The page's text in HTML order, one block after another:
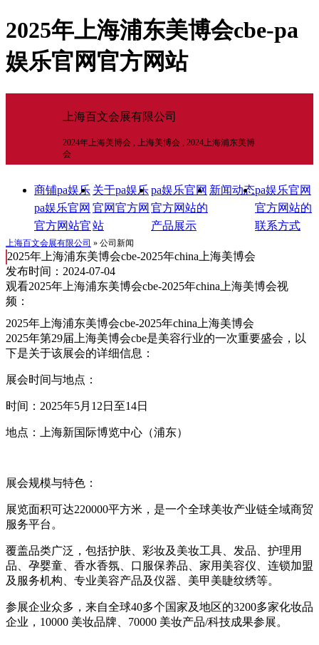
2025年上海浦东美博会cbe-pa
娱乐官网官方网站
上海百文会展有限公司
2024年上海美博会 , 上海美博会 , 2024上海浦东美博
会
商铺pa娱乐
pa娱乐官网
官方网站官
网官方网站
首页
关于pa娱乐
官网官方网
站
pa娱乐官网
官方网站的
产品展示
新闻动态pa娱乐官网
官方网站的
联系方式
上海百文会展有限公司 » 公司新闻
2025年上海浦东美博会cbe-2025年china上海美博会
发布时间：2024-07-04
观看2025年上海浦东美博会cbe-2025年china上海美博会视
频：
2025年上海浦东美博会cbe-2025年china上海美博会
2025年第29届上海美博会cbe是美容行业的一次重要盛会，以
下是关于该展会的详细信息：
展会时间与地点：
时间：2025年5月12日至14日
地点：上海新国际博览中心（浦东）
展会规模与特色：
展览面积可达220000平方米，是一个全球美妆产业链全域商贸
服务平台。
覆盖品类广泛，包括护肤、彩妆及美妆工具、发品、护理用
品、孕婴童、香水香氛、口服保养品、家用美容仪、连锁加盟
及服务机构、专业美容产品及仪器、美甲美睫纹绣等。
参展企业众多，来自全球40多个国家及地区的3200多家化妆品
企业，10000 美妆品牌、70000 美妆产品/科技成果参展。